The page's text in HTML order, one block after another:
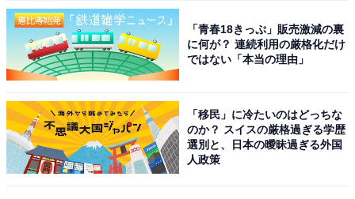
出、つまり夫婦間での家事の分担が進んだというご家庭
も多いのではないでしょうか。
出社回帰は性別関係なく影響を及ぼすものですから、こ
の5年間は夫がこなしてくれていた家事を、結局妻側が
巻き取らないといけないという事態も起こるかもしれま
せんよね。
このタイミングで、夫婦の時間の使い方を改めて話し合
「青春18きっぷ」販売激減の裏
に何が？ 連続利用の厳格化だけ
ではない「本当の理由」
「移民」に冷たいのはどっちな
のか？ スイスの厳格過ぎる学歴
選別と、日本の曖昧過ぎる外国
人政策